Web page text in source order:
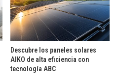
Descubre los paneles solares
AIKO de alta eficiencia con
tecnología ABC